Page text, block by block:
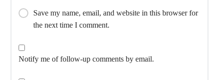
Save my name, email, and website in this browser for
the next time I comment.
Notify me of follow-up comments by email.